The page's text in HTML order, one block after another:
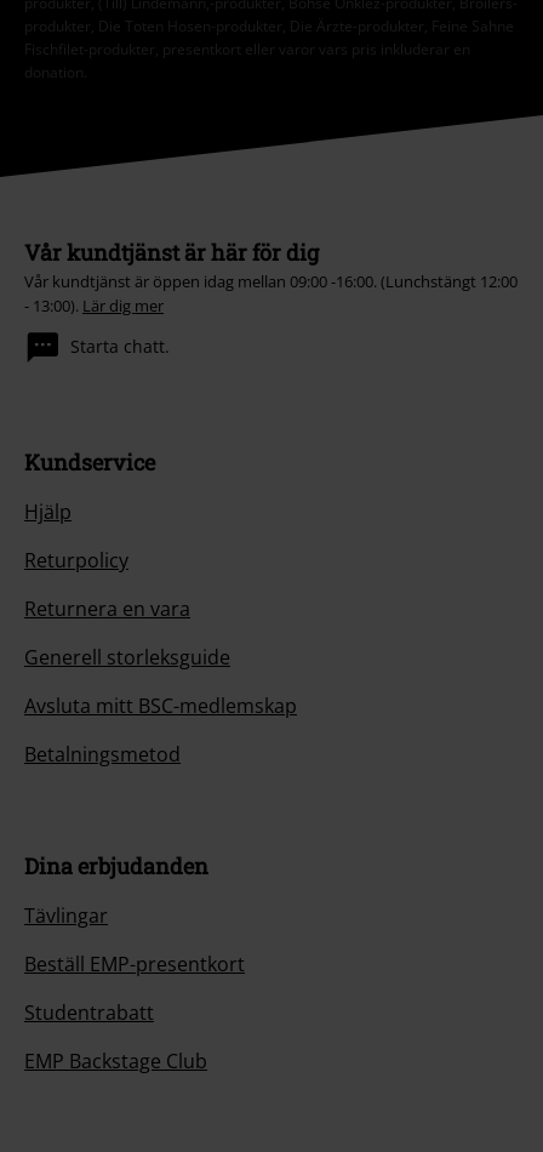
produkter, Die Toten Hosen-produkter, Die Ärzte-produkter, Feine Sahne
Fischfilet-produkter, presentkort eller varor vars pris inkluderar en
donation.
Vår kundtjänst är här för dig
Vår kundtjänst är öppen idag mellan 09:00 -16:00. (Lunchstängt 12:00
- 13:00). Lär dig mer
Starta chatt.
Kundservice
Hjälp
Returpolicy
Returnera en vara
Generell storleksguide
Avsluta mitt BSC-medlemskap
Betalningsmetod
Dina erbjudanden
Tävlingar
Beställ EMP-presentkort
Studentrabatt
EMP Backstage Club